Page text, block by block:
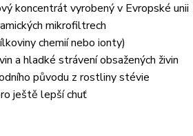
koncentrát vyrobený v Evropské unii
mikrofiltrech
chemií nebo ionty)
a hladké strávení obsažených živin
původu z rostliny stévie
ještě lepší chuť